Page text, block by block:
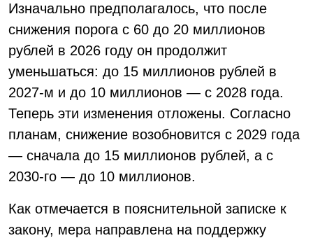
Изначально предполагалось, что после
снижения порога с 60 до 20 миллионов
рублей в 2026 году он продолжит
уменьшаться: до 15 миллионов рублей в
2027-м и до 10 миллионов — с 2028 года.
Теперь эти изменения отложены. Согласно
планам, снижение возобновится с 2029 года
— сначала до 15 миллионов рублей, а с
2030-го — до 10 миллионов.
Как отмечается в пояснительной записке к
закону, мера направлена на поддержку